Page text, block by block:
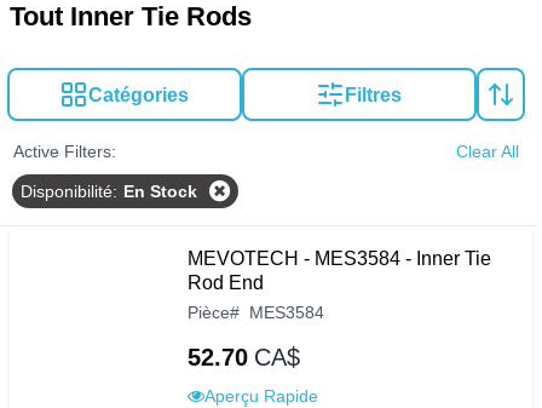
Tout Inner Tie Rods
Catégories Filtres
Active Filters: Clear All
Disponibilité: En Stock
MEVOTECH - MES3584 - Inner Tie
Rod End
Pièce# MES3584
52.70 CA$
Aperçu Rapide